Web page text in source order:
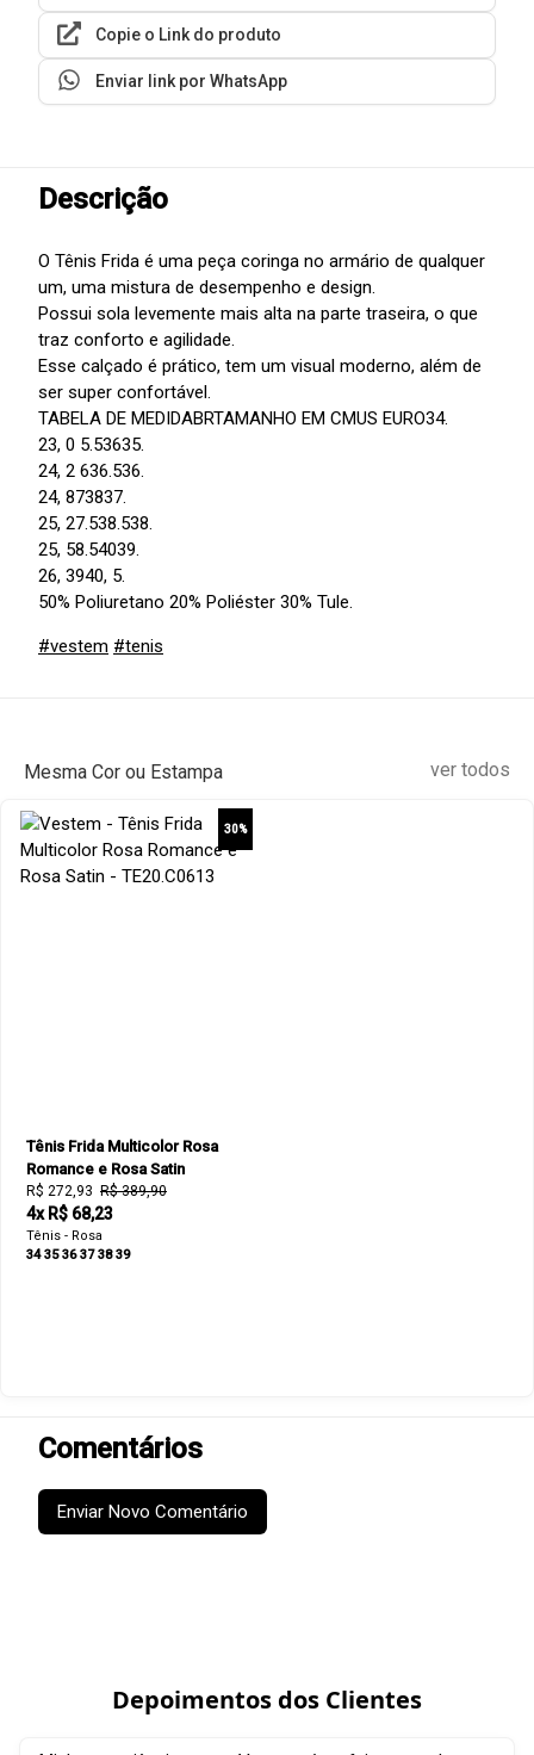
Copie o Link do produto
Enviar link por WhatsApp
Descrição
O Tênis Frida é uma peça coringa no armário de qualquer
um, uma mistura de desempenho e design.
Possui sola levemente mais alta na parte traseira, o que
traz conforto e agilidade.
Esse calçado é prático, tem um visual moderno, além de
ser super confortável.
TABELA DE MEDIDABRTAMANHO EM CMUS EURO34.
23, 0 5.53635.
24, 2 636.536.
24, 873837.
25, 27.538.538.
25, 58.54039.
26, 3940, 5.
50% Poliuretano 20% Poliéster 30% Tule.
#vestem #tenis
Mesma Cor ou Estampa ver todos
30%
Tênis Frida Multicolor Rosa
Romance e Rosa Satin
R$ 272,93 R$ 389,90
4x R$ 68,23
Tênis - Rosa
34 35 36 37 38 39
Comentários
Enviar Novo Comentário
Depoimentos dos Clientes